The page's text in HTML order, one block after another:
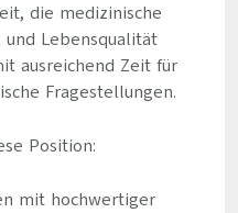
die medizinische
Lebensqualität
ausreichend Zeit für
Fragestellungen.
Position:
mit hochwertiger